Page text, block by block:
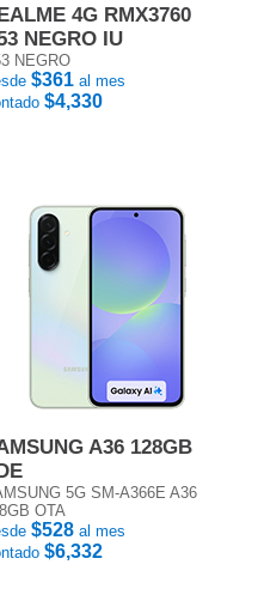
4G RMX3760
NEGRO IU
NEGRO
$361 al mes
$4,330
A36 128GB
5G SM-A366E A36
OTA
$528 al mes
$6,332